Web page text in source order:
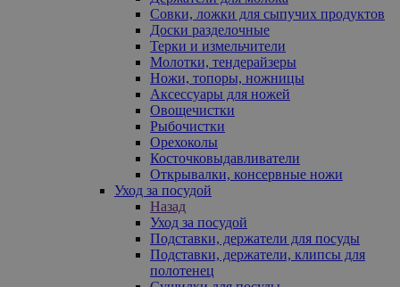
Совки, ложки для сыпучих продуктов
Доски разделочные
Терки и измельчители
Молотки, тендерайзеры
Ножи, топоры, ножницы
Аксессуары для ножей
Овощечистки
Рыбочистки
Орехоколы
Косточковыдавливатели
Открывалки, консервные ножи
Уход за посудой
Назад
Уход за посудой
Подставки, держатели для посуды
Подставки, держатели, клипсы для
полотенец